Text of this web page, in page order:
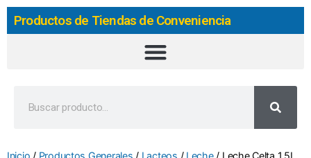
Productos de Tiendas de Conveniencia
Inicio / Productos Generales / Lacteos / Leche/ Leche Celta 1,5L